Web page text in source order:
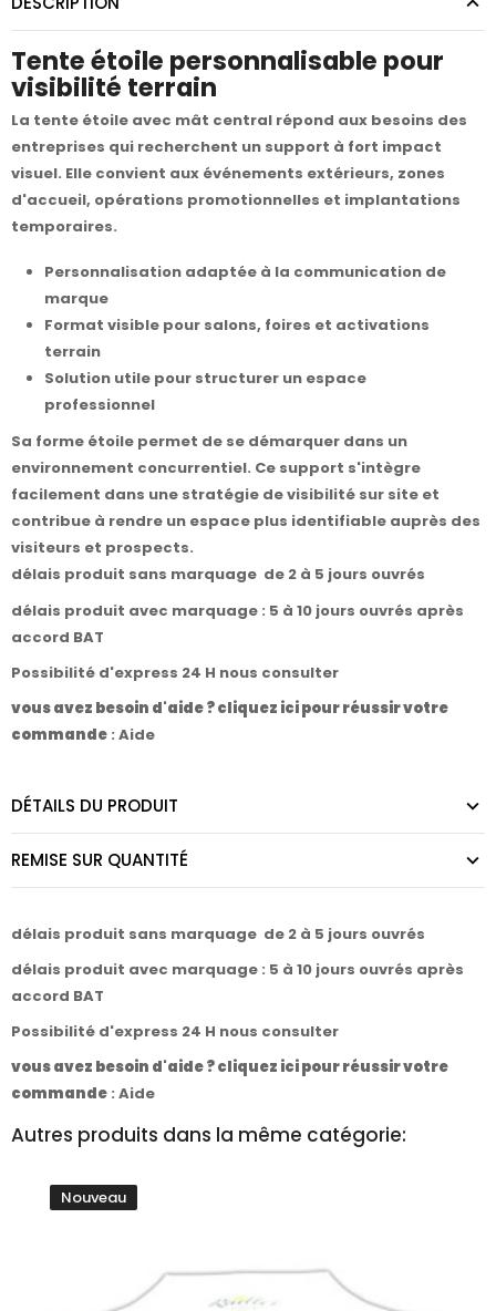
Tente étoile personnalisable pour
visibilité terrain
La tente étoile avec mât central répond aux besoins des
entreprises qui recherchent un support à fort impact
visuel. Elle convient aux événements extérieurs, zones
d'accueil, opérations promotionnelles et implantations
temporaires.
Personnalisation adaptée à la communication de
marque
Format visible pour salons, foires et activations
terrain
Solution utile pour structurer un espace
professionnel
Sa forme étoile permet de se démarquer dans un
environnement concurrentiel. Ce support s'intègre
facilement dans une stratégie de visibilité sur site et
contribue à rendre un espace plus identifiable auprès des
visiteurs et prospects.
délais produit sans marquage de 2 à 5 jours ouvrés
délais produit avec marquage : 5 à 10 jours ouvrés après
accord BAT
Possibilité d'express 24 H nous consulter
vous avez besoin d'aide ? cliquez ici pour réussir votre
commande : Aide
DÉTAILS DU PRODUIT
REMISE SUR QUANTITÉ
délais produit sans marquage de 2 à 5 jours ouvrés
délais produit avec marquage : 5 à 10 jours ouvrés après
accord BAT
Possibilité d'express 24 H nous consulter
vous avez besoin d'aide ? cliquez ici pour réussir votre
commande : Aide
Autres produits dans la même catégorie:
Nouveau